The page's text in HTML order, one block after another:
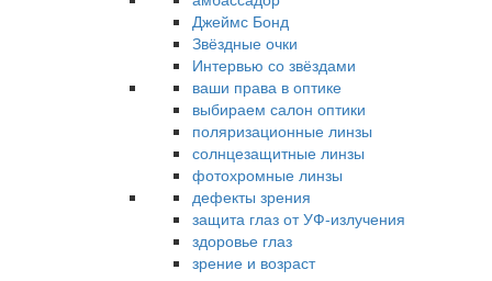
Джеймс Бонд
Звёздные очки
Интервью со звёздами
ваши права в оптике
выбираем салон оптики
поляризационные линзы
солнцезащитные линзы
фотохромные линзы
дефекты зрения
защита глаз от УФ-излучения
здоровье глаз
зрение и возраст